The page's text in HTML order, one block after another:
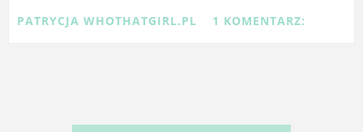
PATRYCJA WHOTHATGIRL.PL 1 KOMENTARZ: